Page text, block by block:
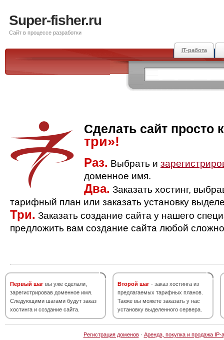
Super-fisher.ru
Сайт в процессе разработки
IT-работа
Сделать сайт просто
три»!
Раз. Выбрать и
доменное имя.
Два. Заказать хостинг,
тарифный план или заказать установку
Три. Заказать создание сайта у нашего
предложить вам создание сайта любой
Первый шаг вы уже сделали,
зарегистрировав доменное имя.
Следующими шагами будут заказ
хостинга и создание сайта.
Второй шаг - заказ хостинга из
предлагаемых тарифных планов.
Также вы можете заказать у нас
установку выделенного сервера.
Регистрация доменов· Аренда, покупка и продажа IP-